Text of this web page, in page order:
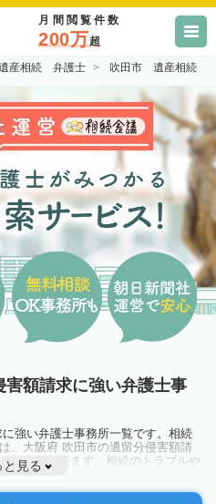
月間閲覧件数
200万超
産相続 弁護士 吹田市 遺産相続
額請求に強い弁護士事
強い弁護士事務所一覧です。相続
、大阪府 吹田市の遺留分侵害額請
ことが出来ます。相続のトラブルや
弁護士に相談してみましょう。
と見る